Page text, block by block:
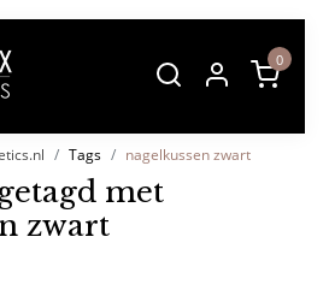
0
Tags nagelkussen zwart
met
zwart